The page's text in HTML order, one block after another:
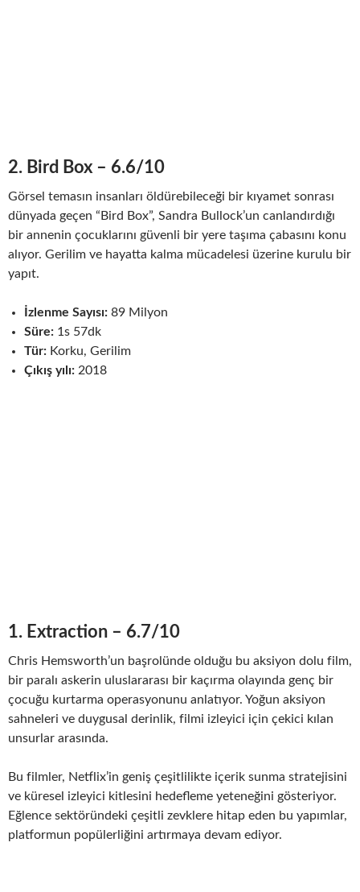
2. Bird Box – 6.6/10
Görsel temasın insanları öldürebileceği bir kıyamet sonrası
dünyada geçen “Bird Box”, Sandra Bullock’un canlandırdığı
bir annenin çocuklarını güvenli bir yere taşıma çabasını konu
alıyor. Gerilim ve hayatta kalma mücadelesi üzerine kurulu bir
yapıt.
İzlenme Sayısı: 89 Milyon
Süre: 1s 57dk
Tür: Korku, Gerilim
Çıkış yılı: 2018
1. Extraction – 6.7/10
Chris Hemsworth’un başrolünde olduğu bu aksiyon dolu film,
bir paralı askerin uluslararası bir kaçırma olayında genç bir
çocuğu kurtarma operasyonunu anlatıyor. Yoğun aksiyon
sahneleri ve duygusal derinlik, filmi izleyici için çekici kılan
unsurlar arasında.
Bu filmler, Netflix’in geniş çeşitlilikte içerik sunma stratejisini
ve küresel izleyici kitlesini hedefleme yeteneğini gösteriyor.
Eğlence sektöründeki çeşitli zevklere hitap eden bu yapımlar,
platformun popülerliğini artırmaya devam ediyor.